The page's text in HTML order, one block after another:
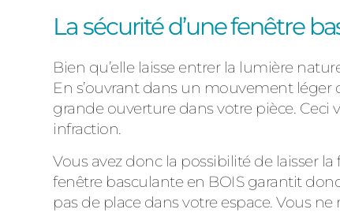
La sécurité d’une fenêtre
Bien qu’elle laisse entrer la lumière
En s’ouvrant dans un mouvement léger
grande ouverture dans votre pièce. Ceci
infraction.
Vous avez donc la possibilité de laisser
fenêtre basculante en BOIS garantit
pas de place dans votre espace. Vous